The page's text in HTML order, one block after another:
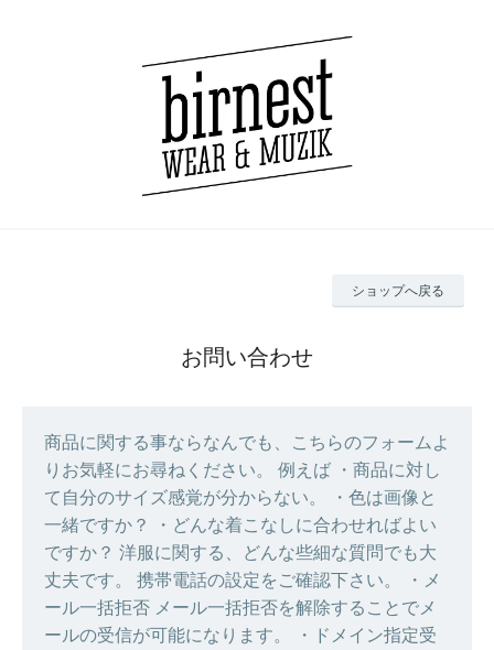
ショップへ戻る
お問い合わせ
商品に関する事ならなんでも、こちらのフォームよ
りお気軽にお尋ねください。 例えば ・商品に対し
て自分のサイズ感覚が分からない。 ・色は画像と
一緒ですか？ ・どんな着こなしに合わせればよい
ですか？ 洋服に関する、どんな些細な質問でも大
丈夫です。 携帯電話の設定をご確認下さい。 ・メ
ール一括拒否 メール一括拒否を解除することでメ
ールの受信が可能になります。 ・ドメイン指定受